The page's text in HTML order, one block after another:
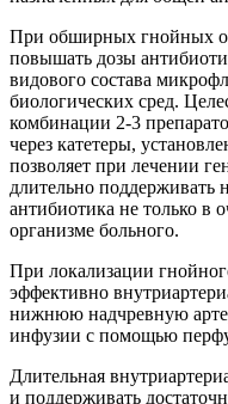
При обширных гнойных
повышать дозы
видового состава
биологических сред.
комбинации 2-3
через катетеры,
позволяет при лечении
длительно
антибиотика не только в
организме больного.
При локализации
эффективно
нижнюю надчревную
инфузии с помощью
Длительная
и поддерживать